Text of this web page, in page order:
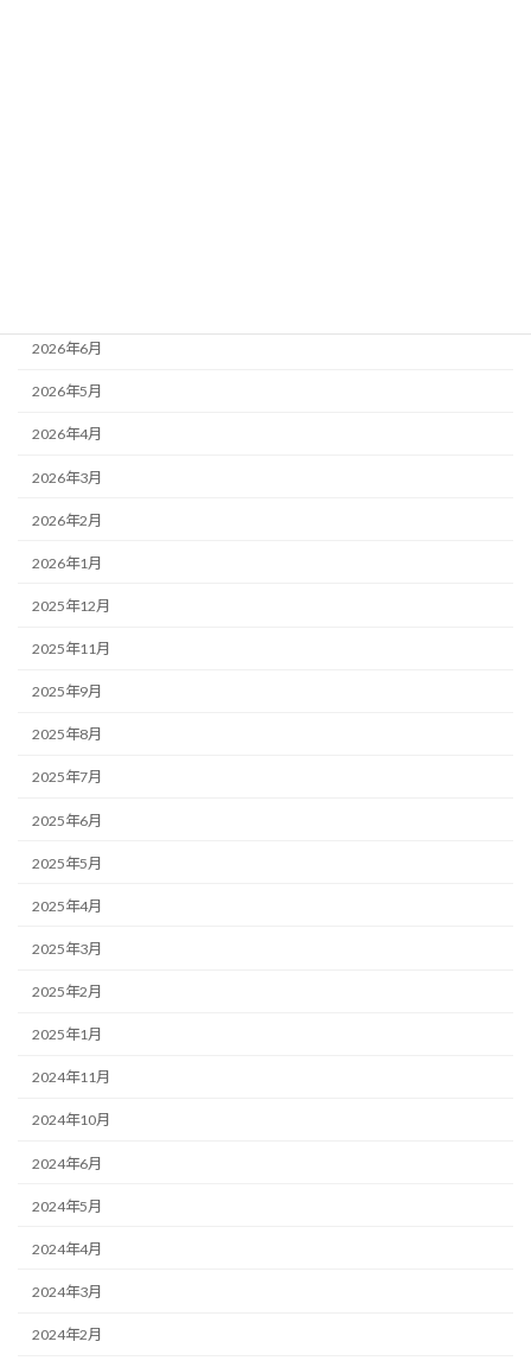
2026年6月
2026年5月
2026年4月
2026年3月
2026年2月
2026年1月
2025年12月
2025年11月
2025年9月
2025年8月
2025年7月
2025年6月
2025年5月
2025年4月
2025年3月
2025年2月
2025年1月
2024年11月
2024年10月
2024年6月
2024年5月
2024年4月
2024年3月
2024年2月